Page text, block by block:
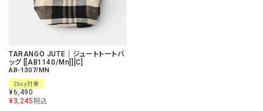
TARANGO JUTE｜ジュートトートバ
ッグ [[AB1140/Mn]][C]
AB-1307/MN
2buy対象
¥6,490
¥3,245税込